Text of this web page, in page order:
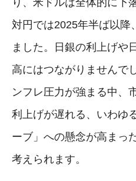
対円では2025年半ば以降
ました。日銀の利上げや
高にはつながりませんで
ンフレ圧力が強まる中、
利上げが遅れる、いわゆ
ーブ」への懸念が高まっ
考えられます。